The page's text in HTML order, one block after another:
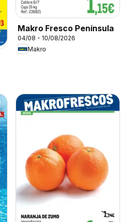
Makro Fresco Península
04/08 - 10/08/2026
Makro